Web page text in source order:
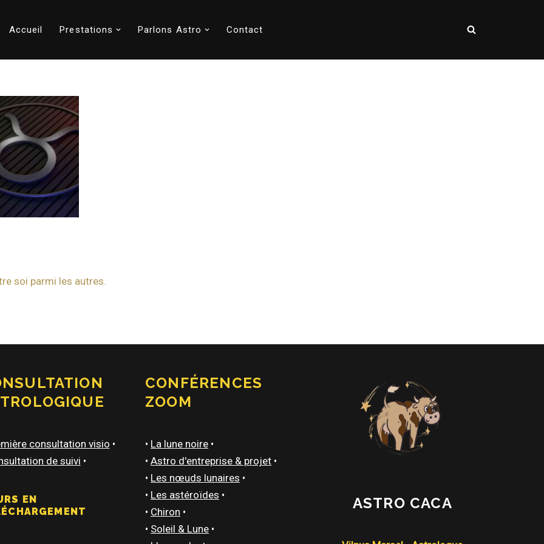
Accueil Prestations Parlons Astro Contact
soi parmi les autres.
consultation visio •
de suivi •
EN
CONFÉRENCES
ZOOM
• La lune noire •
• Astro d'entreprise & projet •
• Les nœuds lunaires •
• Les astéroïdes •
• Chiron •
• Soleil & Lune •
ASTRO CACA